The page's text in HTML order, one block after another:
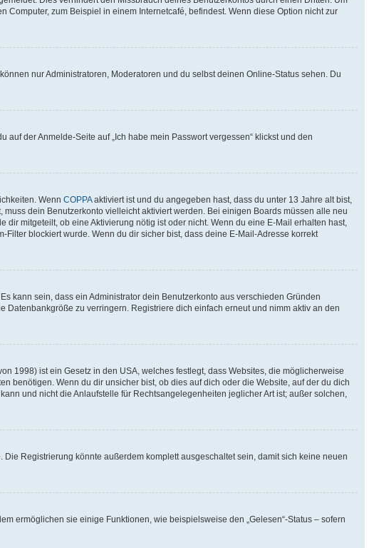
zum Beispiel in einem Internetcafé, befindest. Wenn diese Option nicht zur
nur Administratoren, Moderatoren und du selbst deinen Online-Status sehen. Du
der Anmelde-Seite auf „Ich habe mein Passwort vergessen“ klickst und den
Wenn COPPAaktiviert ist und du angegeben hast, dass du unter 13 Jahre alt bist,
dein Benutzerkonto vielleicht aktiviert werden. Bei einigen Boards müssen alle neu
mitgeteilt, ob eine Aktivierung nötig ist oder nicht. Wenn du eine E-Mail erhalten hast,
blockiert wurde. Wenn du dir sicher bist, dass deine E-Mail-Adresse korrekt
kann sein, dass ein Administrator dein Benutzerkonto aus verschieden Gründen
zu verringern. Registriere dich einfach erneut und nimm aktiv an den
1998) ist ein Gesetz in den USA, welches festlegt, dass Websites, die möglicherweise
benötigen. Wenn du dir unsicher bist, ob dies auf dich oder die Website, auf der du dich
und nicht die Anlaufstelle für Rechtsangelegenheiten jeglicher Art ist; außer solchen,
Registrierung könnte außerdem komplett ausgeschaltet sein, damit sich keine neuen
ermöglichen sie einige Funktionen, wie beispielsweise den „Gelesen“-Status – sofern